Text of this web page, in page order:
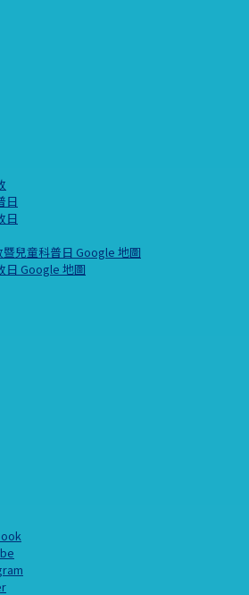
日
日
兒童科普日 Google 地圖
日 Google 地圖